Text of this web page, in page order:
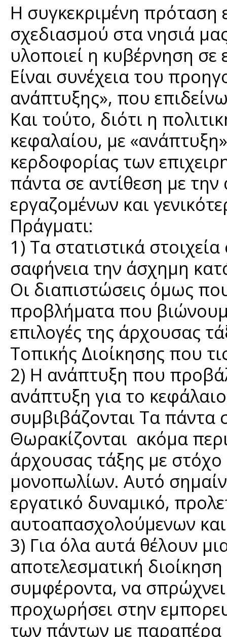
Η συγκεκριμένη πρόταση
σχεδιασμού στα νησιά
υλοποιεί η κυβέρνηση σε
Είναι συνέχεια του
ανάπτυξης», που
Και τούτο, διότι η
κεφαλαίου, με
κερδοφορίας των
πάντα σε αντίθεση με
εργαζομένων και
Πράγματι:
1) Τα στατιστικά
σαφήνεια την άσχημη
Οι διαπιστώσεις όμως
προβλήματα που
επιλογές της άρχουσας
Τοπικής Διοίκησης που
2) Η ανάπτυξη που
ανάπτυξη για το
συμβιβάζονται Τα πάντα
Θωρακίζονται ακόμα
άρχουσας τάξης με
μονοπωλίων. Αυτό
εργατικό δυναμικό,
αυτοαπασχολούμενων
3) Για όλα αυτά θέλουν
αποτελεσματική
συμφέροντα, να σπρώχνει
προχωρήσει στην
των πάντων με